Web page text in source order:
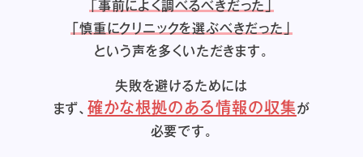
「事前によく調べるべきだった」
「慎重にクリニックを選ぶべきだった」
という声を多くいただきます。
失敗を避けるためには
まず、確かな根拠のある情報の収集が
必要です。